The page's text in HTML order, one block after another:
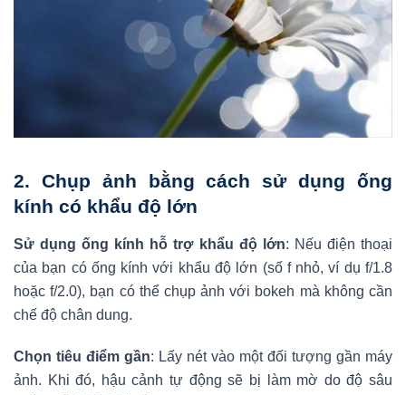
2. Chụp ảnh bằng cách sử dụng ống
kính có khẩu độ lớn
Sử dụng ống kính hỗ trợ khẩu độ lớn: Nếu điện thoại
của bạn có ống kính với khẩu độ lớn (số f nhỏ, ví dụ f/1.8
hoặc f/2.0), bạn có thể chụp ảnh với bokeh mà không cần
chế độ chân dung.
Chọn tiêu điểm gần: Lấy nét vào một đối tượng gần máy
ảnh. Khi đó, hậu cảnh tự động sẽ bị làm mờ do độ sâu